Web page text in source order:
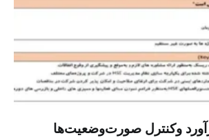
وکنترل صورت‌وضعیت‌ها